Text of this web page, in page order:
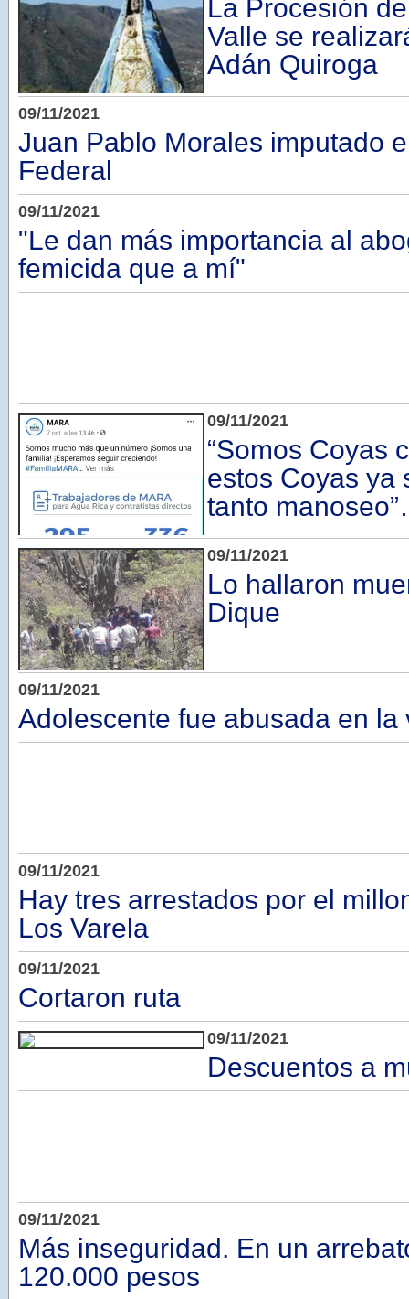
La Procesión
Valle se
Adán Quiroga
09/11/2021
Juan Pablo Morales imputado
Federal
09/11/2021
"Le dan más importancia al
femicida que a mí"
09/11/2021
“Somos Coyas
estos Coyas ya
tanto
09/11/2021
Lo hallaron
Dique
09/11/2021
Adolescente fue abusada en la
09/11/2021
Hay tres arrestados por el
Los Varela
09/11/2021
Cortaron ruta
09/11/2021
Descuentos a
09/11/2021
Más inseguridad. En un
120.000 pesos